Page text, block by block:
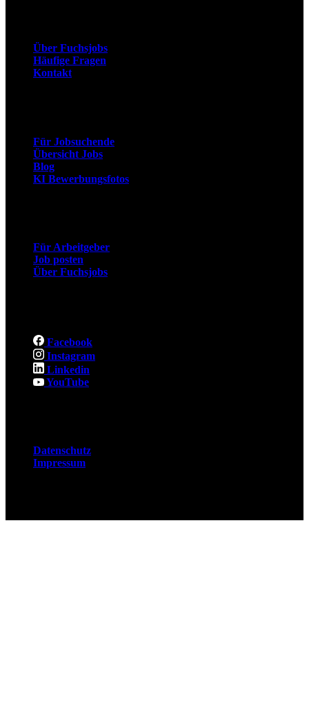
Über Fuchsjobs
Häufige Fragen
Kontakt
Für Jobsuchende
Übersicht Jobs
Blog
KI Bewerbungsfotos
Für Arbeitgeber
Job posten
Über Fuchsjobs
Facebook
Instagram
Linkedin
YouTube
Datenschutz
Impressum